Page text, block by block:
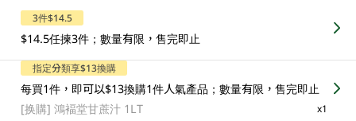
3件$14.5
$14.5任揀3件；數量有限，售完即止
指定分類享$13換購
每買1件，即可以$13換購1件人氣產品；數量有限，售完即止
[换購]鴻褔堂甘蔗汁 1LT x1